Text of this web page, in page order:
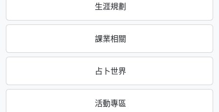
生涯規劃
課業相關
占卜世界
活動專區